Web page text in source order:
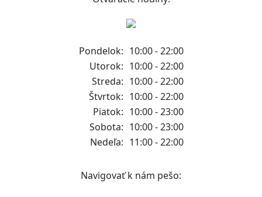
Pondelok: 10:00 - 22:00
Utorok: 10:00 - 22:00
Streda: 10:00 - 22:00
Štvrtok: 10:00 - 22:00
Piatok: 10:00 - 23:00
Sobota: 10:00 - 23:00
Nedeľa: 11:00 - 22:00
Navigovať k nám pešo: